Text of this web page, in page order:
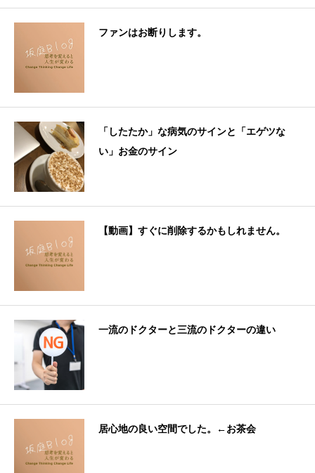
ファンはお断りします。
「したたか」な病気のサインと「エゲツな
い」お金のサイン
【動画】すぐに削除するかもしれません。
一流のドクターと三流のドクターの違い
居心地の良い空間でした。←お茶会